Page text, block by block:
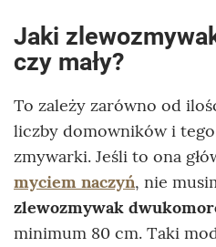
Jaki
czy mały?
To zależy zarówno od
liczby domowników i
zmywarki. Jeśli to ona
myciem naczyń, nie
zlewozmywak
minimum 80 cm. Taki